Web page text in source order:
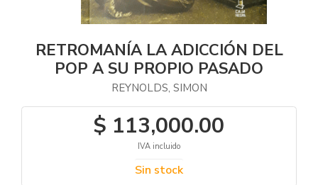
RETROMANÍA LA ADICCIÓN DEL
POP A SU PROPIO PASADO
REYNOLDS, SIMON
$ 113,000.00
IVA incluido
Sin stock